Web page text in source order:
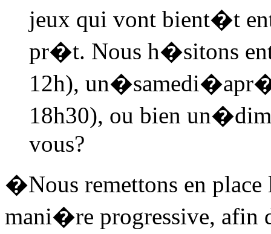
jeux qui vont bient�t
pr�t. Nous h�sitons
12h), un�samedi
18h30), ou bien un�
vous?
�Nous remettons en place
mani�re progressive, afin